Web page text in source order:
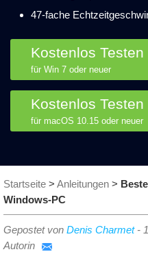
47-fache
Kostenlos Testen
für Win 7 oder neuer
Kostenlos Testen
für macOS 10.15 oder neuer
Startseite > Anleitungen >
Windows-PC
Gepostet von Denis Charmet-
Autorin